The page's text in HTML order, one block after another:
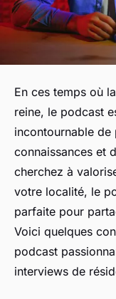
En ces temps où
reine, le podcast
incontournable de
connaissances et
cherchez à
votre localité, le
parfaite pour
Voici quelques
podcast
interviews de